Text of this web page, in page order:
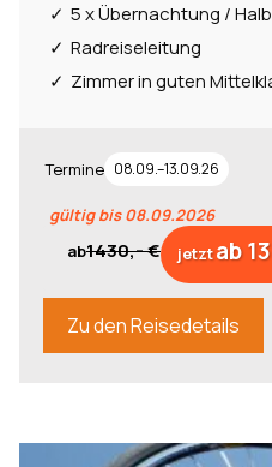
5 x Übernachtung /
Radreiseleitung
Zimmer in guten
Termine 08.09.–13.09.26
Zu den Reisedetails
ab1430,- € jetztab
gültig bis 08.09.2026